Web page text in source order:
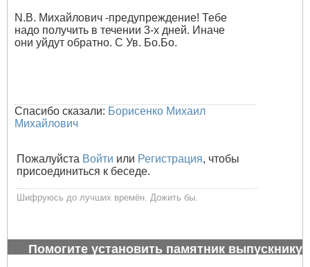
N.B. Михайлович -предупреждение! Тебе
надо получить в течении 3-х дней. Иначе
они уйдут обратно. С Ув. Бо.Бо.
Спасибо сказали: Борисенко Михаил
Михайлович
Пожалуйста Войти или Регистрация, чтобы
присоединиться к беседе.
Шифруюсь до лучших времён. Дожить бы.
Помогите установить памятник выпускнику